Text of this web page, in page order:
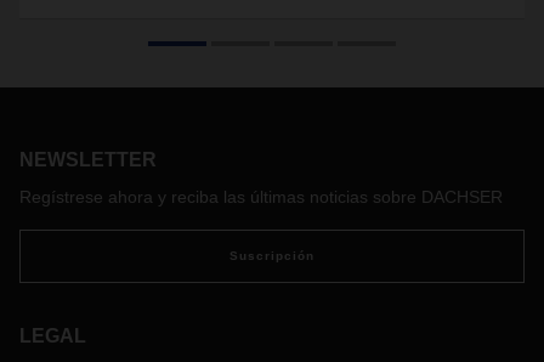
respetuoso con el medioambiente, el operador logístico
NEWSLETTER
Regístrese ahora y reciba las últimas noticias sobre DACHSER
Suscripción
LEGAL